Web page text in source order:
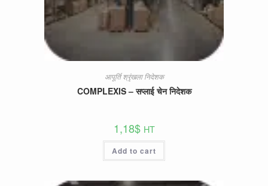
आपूर्ति श्रृंखला निदेशक
COMPLEXIS – सप्लाई चेन निदेशक
1,18$ HT
Add to cart